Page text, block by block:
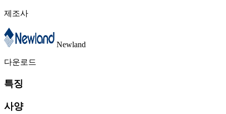
제조사
Newland
다운로드
특징
사양